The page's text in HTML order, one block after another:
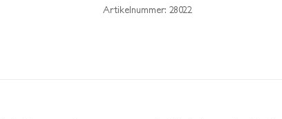
Artikelnummer: 28022